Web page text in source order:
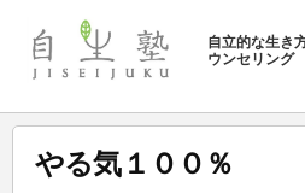
ン
自
塾
自立的な生き
ウンセリング
やる気１００％